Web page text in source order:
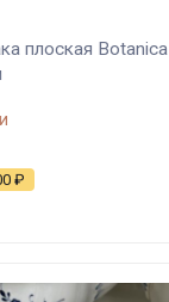
плоская Botanica
₽